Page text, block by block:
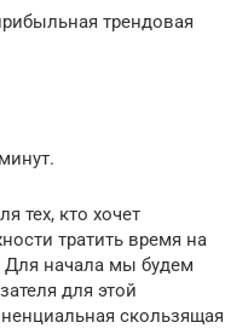
трендовая
тех, кто хочет
тратить время на
Для начала мы будем
для этой
скользящая